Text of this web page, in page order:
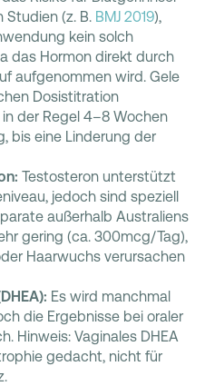
Studien (z. B. BMJ 2019),
kein solch
das Hormon direkt durch
aufgenommen wird. Gele
Dosistitration
der Regel 4–8 Wochen
bis eine Linderung der
Testosteron unterstützt
jedoch sind speziell
außerhalb Australiens
gering (ca. 300mcg/Tag),
Haarwuchs verursachen
Es wird manchmal
die Ergebnisse bei oraler
Hinweis: Vaginales DHEA
gedacht, nicht für